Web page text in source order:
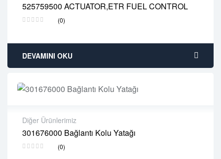
525759500 ACTUATOR,ETR FUEL CONTROL
(0)
2 years warranty
Delivery time: 1-2 business days
DEVAMINI OKU
Diğer Ürünlerimiz
301676000 Bağlantı Kolu Yatağı
(0)
2 years warranty
Delivery time: 1-2 business days